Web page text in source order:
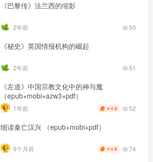
《巴黎传》法兰西的缩影
2年前 50
《秘史》英国情报机构的崛起
2年前 51
《左道》中国宗教文化中的神与魔
（epub+mobi+azw3+pdf）
1年前 ￥4.9 52
细读秦亡汉兴 （epub+mobi+pdf）
9个月前 ￥4.9 74